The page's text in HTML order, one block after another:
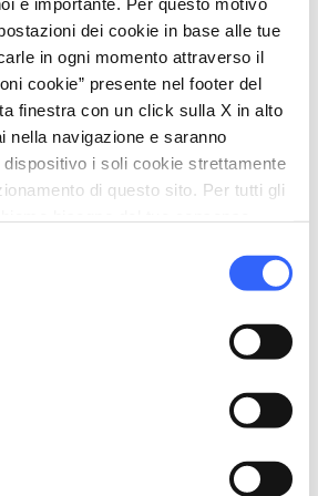
dei cookie in base alle tue
in ogni momento attraverso il
cookie” presente nel footer del
finestra con un click sulla X in alto
nella navigazione e saranno
i soli cookie strettamente
di questo sito. Per tutti gli